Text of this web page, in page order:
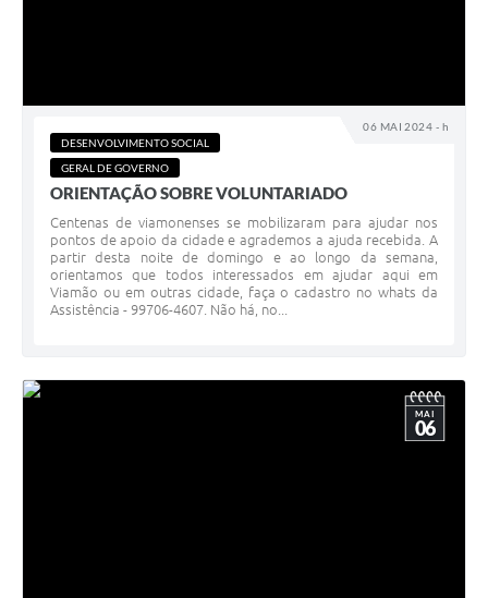
06 MAI 2024 - h
DESENVOLVIMENTO SOCIAL
GERAL DE GOVERNO
ORIENTAÇÃO SOBRE VOLUNTARIADO
Centenas de viamonenses se mobilizaram para ajudar nos
pontos de apoio da cidade e agrademos a ajuda recebida. A
partir desta noite de domingo e ao longo da semana,
orientamos que todos interessados em ajudar aqui em
Viamão ou em outras cidade, faça o cadastro no whats da
Assistência - 99706-4607. Não há, no...
MAI
06